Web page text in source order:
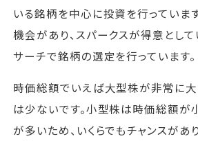
いる銘柄を中心に投資を行っていま
機会があり、スパークスが得意として
サーチで銘柄の選定を行っています。
時価総額でいえば大型株が非常に大
は少ないです。小型株は時価総額が
が多いため、いくらでもチャンスがあ